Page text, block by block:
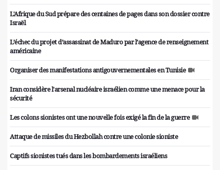
L'Afrique du Sud prépare des centaines de pages dans son dossier contre
Israël
L’échec du projet d’assassinat de Maduro par l’agence de renseignement
américaine
Organiser des manifestations antigouvernementales en Tunisie
Iran considère l'arsenal nucléaire israélien comme une menace pour la
sécurité
Les colons sionistes ont une nouvelle fois exigé la fin de la guerre
Attaque de missiles du Hezbollah contre une colonie sioniste
Captifs sionistes tués dans les bombardements israéliens